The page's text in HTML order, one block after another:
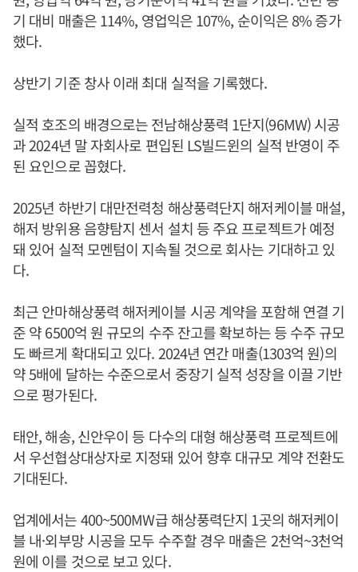
기 대비 매출은 114%, 영업익은 107%, 순이익은 8% 증가
했다.
상반기 기준 창사 이래 최대 실적을 기록했다.
실적 호조의 배경으로는 전남해상풍력 1단지(96MW) 시공
과 2024년 말 자회사로 편입된 LS빌드윈의 실적 반영이 주
된 요인으로 꼽혔다.
2025년 하반기 대만전력청 해상풍력단지 해저케이블 매설,
해저 방위용 음향탐지 센서 설치 등 주요 프로젝트가 예정
돼 있어 실적 모멘텀이 지속될 것으로 회사는 기대하고 있
다.
최근 안마해상풍력 해저케이블 시공 계약을 포함해 연결 기
준 약 6500억 원 규모의 수주 잔고를 확보하는 등 수주 규모
도 빠르게 확대되고 있다. 2024년 연간 매출(1303억 원)의
약 5배에 달하는 수준으로서 중장기 실적 성장을 이끌 기반
으로 평가된다.
태안, 해송, 신안우이 등 다수의 대형 해상풍력 프로젝트에
서 우선협상대상자로 지정돼 있어 향후 대규모 계약 전환도
기대된다.
업계에서는 400~500MW급 해상풍력단지 1곳의 해저케이
블 내·외부망 시공을 모두 수주할 경우 매출은 2천억~3천억
원에 이를 것으로 보고 있다.